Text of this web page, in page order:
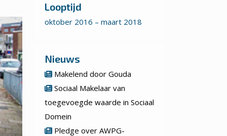
Looptijd
oktober 2016 – maart 2018
Nieuws
Makelend door Gouda
Sociaal Makelaar van
toegevoegde waarde in Sociaal
Domein
Pledge over AWPG-